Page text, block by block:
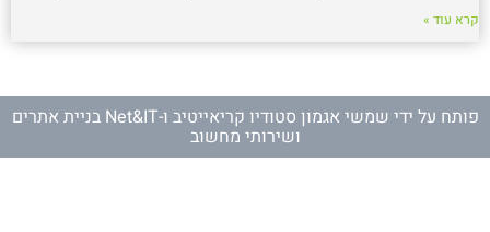
קרא עוד »
פותח על ידי שמשי אגמון סטודיו קריאייטיב ו- Net&IT בניית אתרים
ושירותי מחשוב